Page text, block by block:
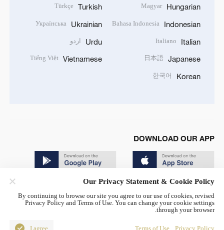
Hungarian
Magyar
Indonesian
Bahasa Indonesia
Italian
Italiano
Japanese
日本語
Korean
한국어
Turkish
Türkçe
Ukrainian
Українська
Urdu اردو
Vietnamese
Tiếng Việt
DOWNLOAD OUR APP
© China Radio International.CRI. All Rights Reserved. 16A
Shijingshan Road, Beijing, China. 100040
Our Privacy Statement & Cookie Policy
By continuing to browse our site you agree to our use of cookies, revised
Privacy Policy and Terms of Use. You can change your cookie settings
through your browser.
Privacy Policy
Terms of Use
I agree